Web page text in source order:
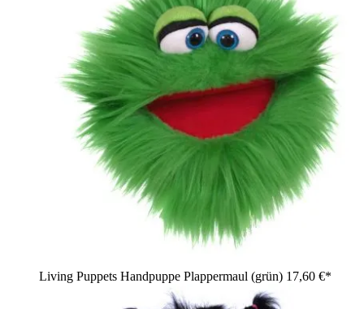
Living Puppets Handpuppe Plappermaul (grün) 17,60 €*